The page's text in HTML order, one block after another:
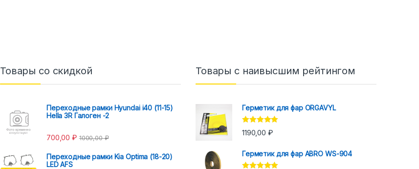
Товары со скидкой
Переходные рамки Hyundai i40 (11-15)
Hella 3R Галоген -2
700,00₽ 1000,00₽
Переходные рамки Kia Optima (18-20)
LED AFS
Товары с наивысшим рейтингом
Герметик для фар ORGAVYL
Оценка 5.00
из 5
1190,00 ₽
Герметик для фар ABRO WS-904